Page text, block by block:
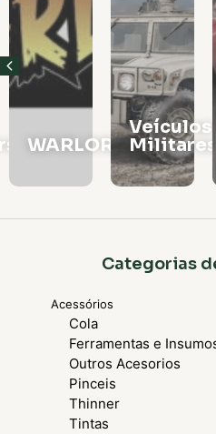
WARLORD
Veículos
Militares
Categorias
Acessórios
Cola
Ferramentas e
Outros Acesorios
Pinceis
Thinner
Tintas